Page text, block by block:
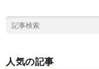
人気の記事